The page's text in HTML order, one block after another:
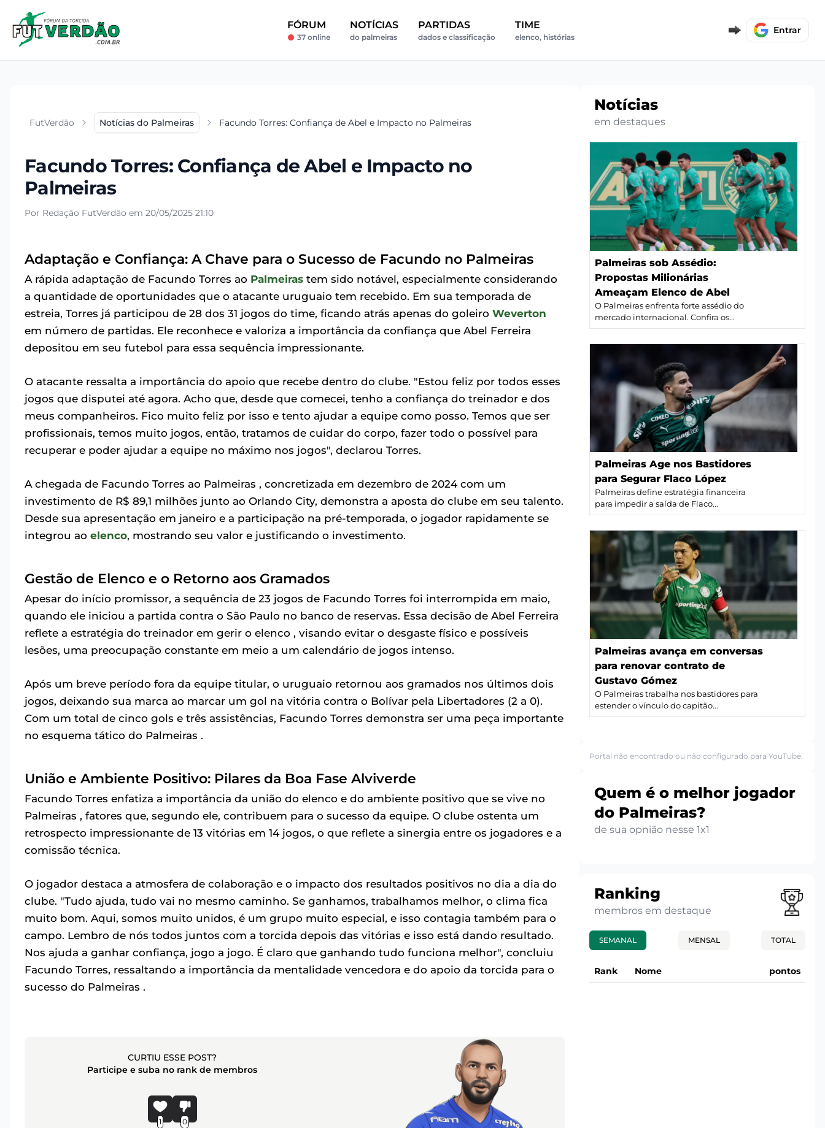
FÓRUM
37 online
NOTÍCIAS
do palmeiras
PARTIDAS
dados e classificação
TIME
elenco, histórias
Entrar
FutVerdão Notícias do Palmeiras Facundo Torres: Confiança de Abel e Impacto no Palmeiras
Facundo Torres: Confiança de Abel e Impacto no
Palmeiras
Por Redação FutVerdão em 20/05/2025 21:10
Adaptação e Confiança: A Chave para o Sucesso de Facundo no Palmeiras
A rápida adaptação de Facundo Torres ao Palmeiras tem sido notável, especialmente considerando
a quantidade de oportunidades que o atacante uruguaio tem recebido. Em sua temporada de
estreia, Torres já participou de 28 dos 31 jogos do time, ficando atrás apenas do goleiro Weverton
em número de partidas. Ele reconhece e valoriza a importância da confiança que Abel Ferreira
depositou em seu futebol para essa sequência impressionante.
O atacante ressalta a importância do apoio que recebe dentro do clube. "Estou feliz por todos esses
jogos que disputei até agora. Acho que, desde que comecei, tenho a confiança do treinador e dos
meus companheiros. Fico muito feliz por isso e tento ajudar a equipe como posso. Temos que ser
profissionais, temos muito jogos, então, tratamos de cuidar do corpo, fazer todo o possível para
recuperar e poder ajudar a equipe no máximo nos jogos", declarou Torres.
A chegada de Facundo Torres ao Palmeiras , concretizada em dezembro de 2024 com um
investimento de R$ 89,1 milhões junto ao Orlando City, demonstra a aposta do clube em seu talento.
Desde sua apresentação em janeiro e a participação na pré-temporada, o jogador rapidamente se
integrou ao elenco, mostrando seu valor e justificando o investimento.
Gestão de Elenco e o Retorno aos Gramados
Apesar do início promissor, a sequência de 23 jogos de Facundo Torres foi interrompida em maio,
quando ele iniciou a partida contra o São Paulo no banco de reservas. Essa decisão de Abel Ferreira
reflete a estratégia do treinador em gerir o elenco , visando evitar o desgaste físico e possíveis
lesões, uma preocupação constante em meio a um calendário de jogos intenso.
Após um breve período fora da equipe titular, o uruguaio retornou aos gramados nos últimos dois
jogos, deixando sua marca ao marcar um gol na vitória contra o Bolívar pela Libertadores (2 a 0).
Com um total de cinco gols e três assistências, Facundo Torres demonstra ser uma peça importante
no esquema tático do Palmeiras .
União e Ambiente Positivo: Pilares da Boa Fase Alviverde
Facundo Torres enfatiza a importância da união do elenco e do ambiente positivo que se vive no
Palmeiras , fatores que, segundo ele, contribuem para o sucesso da equipe. O clube ostenta um
retrospecto impressionante de 13 vitórias em 14 jogos, o que reflete a sinergia entre os jogadores e a
comissão técnica.
O jogador destaca a atmosfera de colaboração e o impacto dos resultados positivos no dia a dia do
clube. "Tudo ajuda, tudo vai no mesmo caminho. Se ganhamos, trabalhamos melhor, o clima fica
muito bom. Aqui, somos muito unidos, é um grupo muito especial, e isso contagia também para o
campo. Lembro de nós todos juntos com a torcida depois das vitórias e isso está dando resultado.
Nos ajuda a ganhar confiança, jogo a jogo. É claro que ganhando tudo funciona melhor", concluiu
Facundo Torres, ressaltando a importância da mentalidade vencedora e do apoio da torcida para o
sucesso do Palmeiras .
CURTIU ESSE POST?
Participe e suba no rank de membros
1 0
Notícias
em destaques
Palmeiras sob Assédio:
Propostas Milionárias
Ameaçam Elenco de Abel
O Palmeiras enfrenta forte assédio do
mercado internacional. Confira os...
Palmeiras Age nos Bastidores
para Segurar Flaco López
Palmeiras define estratégia financeira
para impedir a saída de Flaco...
Palmeiras avança em conversas
para renovar contrato de
Gustavo Gómez
O Palmeiras trabalha nos bastidores para
estender o vínculo do capitão...
Portal não encontrado ou não configurado para YouTube.
Quem é o melhor jogador
do Palmeiras?
de sua opnião nesse 1x1
Ranking
membros em destaque
SEMANAL MENSAL TOTAL
Rank Nome pontos